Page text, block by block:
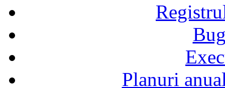
Planuri